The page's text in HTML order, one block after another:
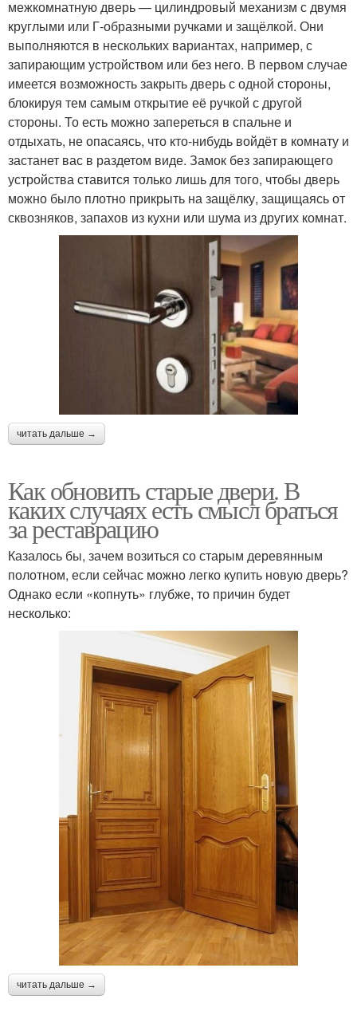
межкомнатную дверь — цилиндровый механизм с двумя
круглыми или Г-образными ручками и защёлкой. Они
выполняются в нескольких вариантах, например, с
запирающим устройством или без него. В первом случае
имеется возможность закрыть дверь с одной стороны,
блокируя тем самым открытие её ручкой с другой
стороны. То есть можно запереться в спальне и
отдыхать, не опасаясь, что кто-нибудь войдёт в комнату и
застанет вас в раздетом виде. Замок без запирающего
устройства ставится только лишь для того, чтобы дверь
можно было плотно прикрыть на защёлку, защищаясь от
сквозняков, запахов из кухни или шума из других комнат.
читать дальше →
Как обновить старые двери. В
каких случаях есть смысл браться
за реставрацию
Казалось бы, зачем возиться со старым деревянным
полотном, если сейчас можно легко купить новую дверь?
Однако если «копнуть» глубже, то причин будет
несколько:
читать дальше →